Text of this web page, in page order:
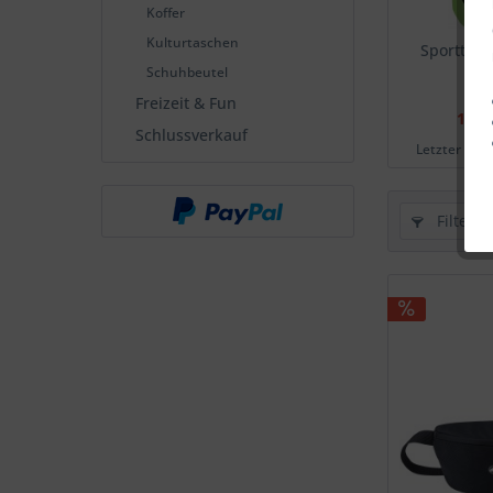
Koffer
Kulturtaschen
Schuhbeutel
Freizeit & Fun
Schlussverkauf
Letzter
Filtern